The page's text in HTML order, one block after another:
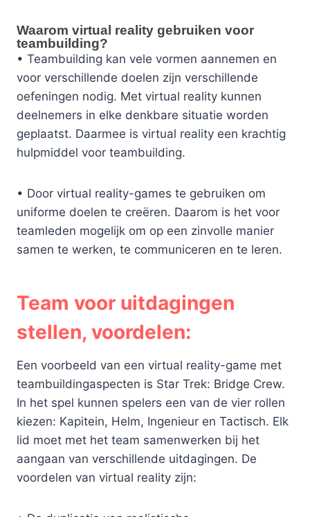
Waarom virtual reality gebruiken voor
teambuilding?
• Teambuilding kan vele vormen aannemen en
voor verschillende doelen zijn verschillende
oefeningen nodig. Met virtual reality kunnen
deelnemers in elke denkbare situatie worden
geplaatst. Daarmee is virtual reality een krachtig
hulpmiddel voor teambuilding.
• Door virtual reality-games te gebruiken om
uniforme doelen te creëren. Daarom is het voor
teamleden mogelijk om op een zinvolle manier
samen te werken, te communiceren en te leren.
Team voor uitdagingen
stellen, voordelen:
Een voorbeeld van een virtual reality-game met
teambuildingaspecten is Star Trek: Bridge Crew.
In het spel kunnen spelers een van de vier rollen
kiezen: Kapitein, Helm, Ingenieur en Tactisch. Elk
lid moet met het team samenwerken bij het
aangaan van verschillende uitdagingen. De
voordelen van virtual reality zijn: